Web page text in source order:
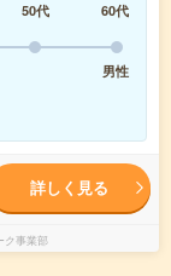
50代
60代
男性
詳しく見る
事業部